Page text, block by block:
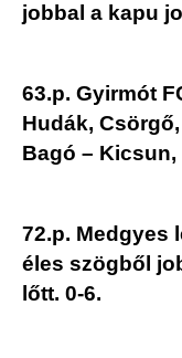
jobbal a kapu
63.p. Gyirmót
Hudák,
Bagó – Kicsun,
72.p. Medgyes
éles szögből
lőtt. 0-6.